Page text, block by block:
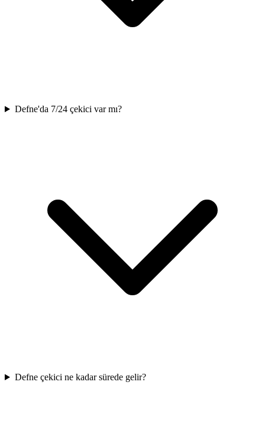
Defne'da 7/24 çekici var mı?
Defne çekici ne kadar sürede gelir?